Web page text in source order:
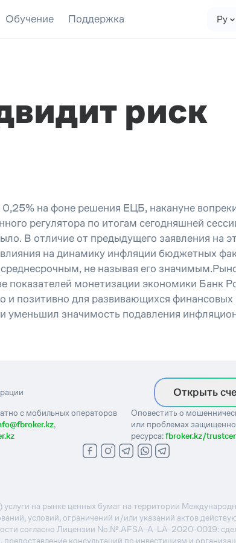
Обучение Поддержка Ру
риск
на фоне решения ЕЦБ, накануне
регулятора по итогам сегодняшней
В отличие от предыдущего заявления на
на динамику инфляции бюджетных
не называя его
показателей монетизации экономики Банк
и позитивно для развивающихся финансовых
уменьшил значимость подавления
Открыть
с мобильных операторов
,
Оповестить о
или проблемах
ресурса:fbroker.kz/
на рынке ценных бумаг на территории
условий, ограничений и/или указаний актов
согласно Лицензии No.№.AFSA-A-LA-2020-0019:
консультаций по инвестициям и